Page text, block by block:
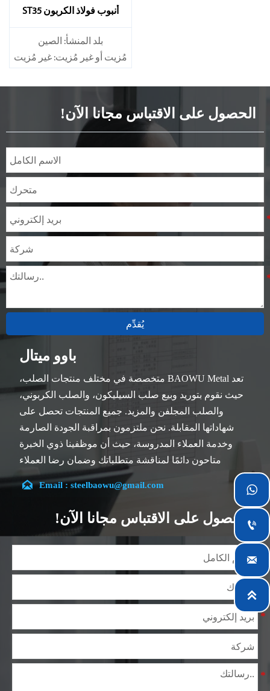
أنبوب فولاذ الكربون ST35
بلد المنشأ: الصين
مُزيت أو غير مُزيت: غير مُزيت
الحصول على الاقتباس مجانا الآن!
يُقدِّم
باوو ميتال
تعد BAOWU Metal متخصصة في مختلف منتجات الصلب،
حيث نقوم بتوريد وبيع صلب السيليكون، والصلب الكربوني،
والصلب المجلفن والمزيد. جميع المنتجات تحصل على
شهاداتها المقابلة. نحن ملتزمون بمراقبة الجودة الصارمة
وخدمة العملاء المدروسة، حيث أن موظفينا ذوي الخبرة
متاحون دائمًا لمناقشة متطلباتك وضمان رضا العملاء
بالكامل.
تقع شركتنا في مدينة ووشي، بمقاطعة جيانغسو، والتي تعد
أكبر مركز لمعالجة الصلب في الصين. يتمتع فريقنا بتخصص
في الصناعة لأكثر من 14 عامًا مع خبرة غنية في مختلف
يمكننا التصميم والتخصيص وفقًا لمتطلباتك الفريدة، ونضمن
تدريجياً ولدينا الآن خمس مستودعات توزيع مبنية لهذا الغرض
ومرافق متخصصة لمعالجة الصلب تقدم خدمات لصناعات
 Email : steelbaowu@gmail.com
الحصول على الاقتباس مجانا الآن!



